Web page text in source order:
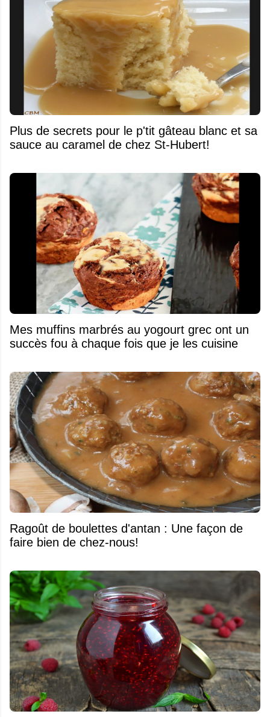
Plus de secrets pour le p'tit gâteau blanc et sa
sauce au caramel de chez St-Hubert!
Mes muffins marbrés au yogourt grec ont un
succès fou à chaque fois que je les cuisine
Ragoût de boulettes d'antan : Une façon de
faire bien de chez-nous!